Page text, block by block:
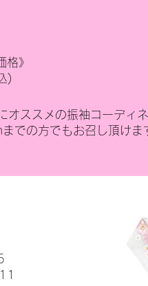
格》
)
オススメの振袖コーディ
での方でもお召し頂けま